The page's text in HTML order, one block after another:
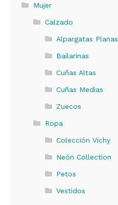
Mujer
Calzado
Alpargatas Planas
Bailarinas
Cuñas Altas
Cuñas Medias
Zuecos
Ropa
Colección Vichy
Neón Collection
Petos
Vestidos